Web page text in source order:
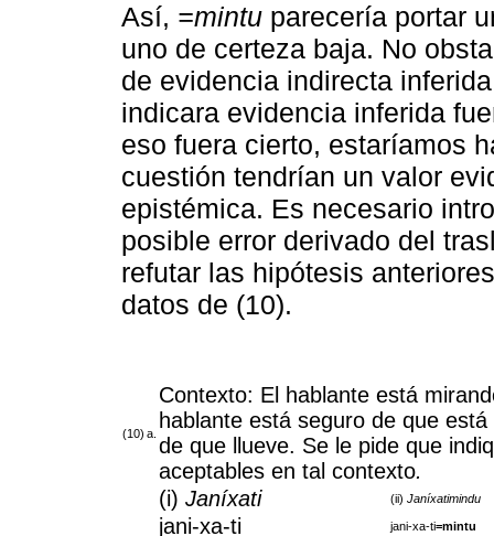
Así, =mintu parecería portar
uno de certeza baja. No
de evidencia indirecta
indicara evidencia inferida
eso fuera cierto, estaríamos
cuestión tendrían un valor
epistémica. Es necesario
posible error derivado del
refutar las hipótesis
datos de (10).
(10) a.
Contexto: El hablante está
hablante está seguro de que
de que llueve. Se le pide que
aceptables en tal contexto.
(i) Janíxati (ii) Janíxatimindu
jani-xa-ti jani-xa-ti=mintu